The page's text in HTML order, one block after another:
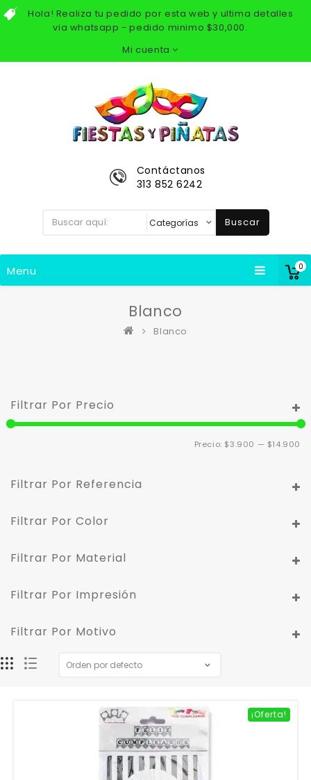
Hola! Realiza tu pedido por esta web y ultima detalles
via whatsapp - pedido minimo $30,000.
Mi cuenta
0
Contáctanos
313 852 6242
Buscar
Menu
Blanco
Blanco
Filtrar Por Precio
Precio: $3.900 — $14.900
Filtrar Por Referencia
Filtrar Por Color
Filtrar Por Material
Filtrar Por Impresión
Filtrar Por Motivo
¡Oferta!